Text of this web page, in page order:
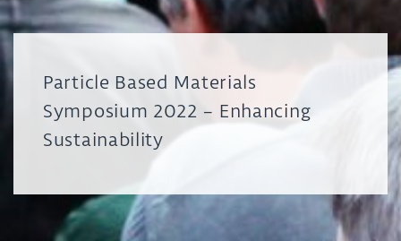
Particle Based Materials
Symposium 2022 – Enhancing
Sustainability